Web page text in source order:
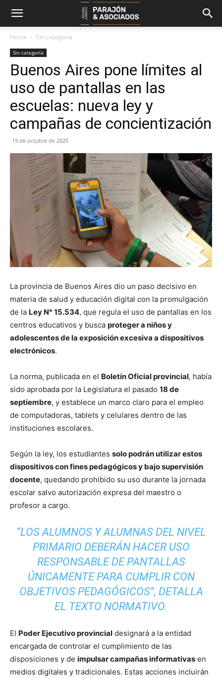
Home Sin categoría
Sin categoría
Buenos Aires pone límites al
uso de pantallas en las
escuelas: nueva ley y
campañas de concientización
19 de octubre de 2025
La provincia de Buenos Aires dio un paso decisivo en
materia de salud y educación digital con la promulgación
de la Ley N° 15.534, que regula el uso de pantallas en los
centros educativos y busca proteger a niños y
adolescentes de la exposición excesiva a dispositivos
electrónicos.
La norma, publicada en el Boletín Oficial provincial, había
sido aprobada por la Legislatura el pasado 18 de
septiembre, y establece un marco claro para el empleo
de computadoras, tablets y celulares dentro de las
instituciones escolares.
Según la ley, los estudiantes solo podrán utilizar estos
dispositivos con fines pedagógicos y bajo supervisión
docente, quedando prohibido su uso durante la jornada
escolar salvo autorización expresa del maestro o
profesor a cargo.
“LOS ALUMNOS Y ALUMNAS DEL NIVEL
PRIMARIO DEBERÁN HACER USO
RESPONSABLE DE PANTALLAS
ÚNICAMENTE PARA CUMPLIR CON
OBJETIVOS PEDAGÓGICOS”, DETALLA
EL TEXTO NORMATIVO.
El Poder Ejecutivo provincial designará a la entidad
encargada de controlar el cumplimiento de las
disposiciones y de impulsar campañas informativas en
medios digitales y tradicionales. Estas acciones incluirán